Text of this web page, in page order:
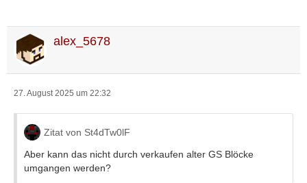
alex_5678
27. August 2025 um 22:32
Zitat von St4dTw0lF
Aber kann das nicht durch verkaufen alter GS Blöcke
umgangen werden?